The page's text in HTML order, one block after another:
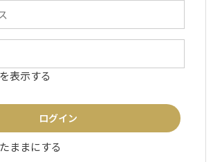
表示する
ままにする